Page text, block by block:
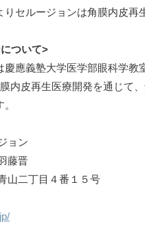
セルージョンは角膜内皮再
ついて>
應義塾大学医学部眼科学教
内皮再生医療開発を通じて
ョン
藤晋
山二丁目４番１５号